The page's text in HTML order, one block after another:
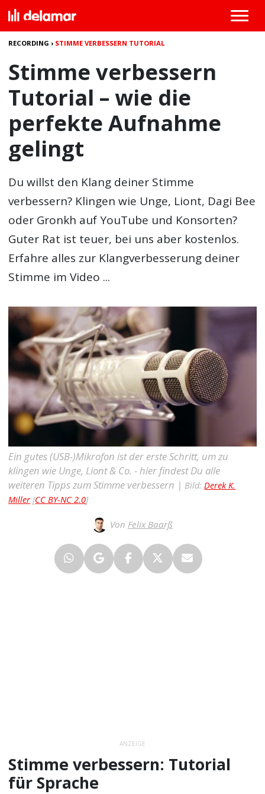
RECORDING › STIMME VERBESSERN TUTORIAL
Stimme verbessern
Tutorial – wie die
perfekte Aufnahme
gelingt
Du willst den Klang deiner Stimme
verbessern? Klingen wie Unge, Liont, Dagi Bee
oder Gronkh auf YouTube und Konsorten?
Guter Rat ist teuer, bei uns aber kostenlos.
Erfahre alles zur Klangverbesserung deiner
Stimme im Video ...
Ein gutes (USB-)Mikrofon ist der erste Schritt, um zu
klingen wie Unge, Liont & Co. - hier findest Du alle
weiteren Tipps zum Stimme verbessern | Bild: Derek K.
Miller [CC BY-NC 2.0]
Von Felix Baarß
ANZEIGE
Stimme verbessern: Tutorial
für Sprache